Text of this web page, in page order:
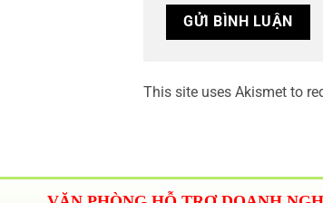
This site uses Akismet to